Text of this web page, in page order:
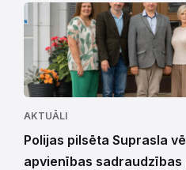
AKTUĀLI
Polijas pilsēta Suprasla
apvienības sadraudzības